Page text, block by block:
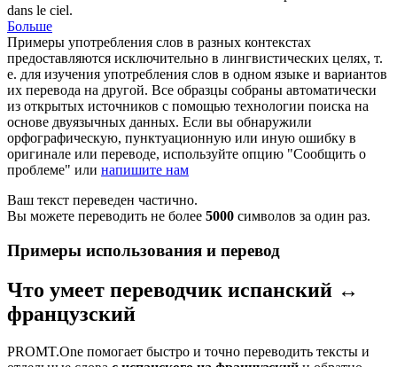
dans le ciel.
Больше
Примеры употребления слов в разных контекстах
предоставляются исключительно в лингвистических целях, т.
е. для изучения употребления слов в одном языке и вариантов
их перевода на другой. Все образцы собраны автоматически
из открытых источников с помощью технологии поиска на
основе двуязычных данных. Если вы обнаружили
орфографическую, пунктуационную или иную ошибку в
оригинале или переводе, используйте опцию "Сообщить о
проблеме" или напишите нам
Ваш текст переведен частично.
Вы можете переводить не более 5000 символов за один раз.
Примеры использования и перевод
Что умеет переводчик испанский ↔
французский
PROMT.One помогает быстро и точно переводить тексты и